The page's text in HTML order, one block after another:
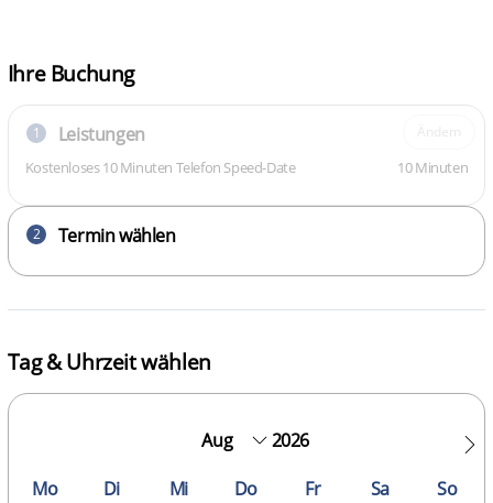
Tag & Uhrzeit wählen
2026
Mo
Di Mi Do Fr Sa So
Ihre Buchung
1 Leistungen
Kostenloses 10 Minuten Telefon Speed-Date 10 Minuten
2 Termin wählen